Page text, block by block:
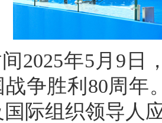
2025年5月9日
争胜利80周年
际组织领导人